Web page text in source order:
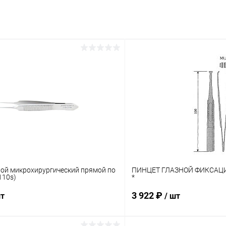
микрохирургический прямой по
ПИНЦЕТ ГЛАЗНОЙ
*
3 922 ₽ / шт